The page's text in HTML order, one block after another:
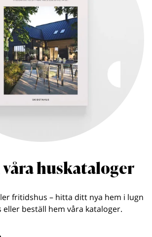
huskataloger
fritidshus – hitta ditt nya hem i lugn
eller beställ hem våra kataloger.